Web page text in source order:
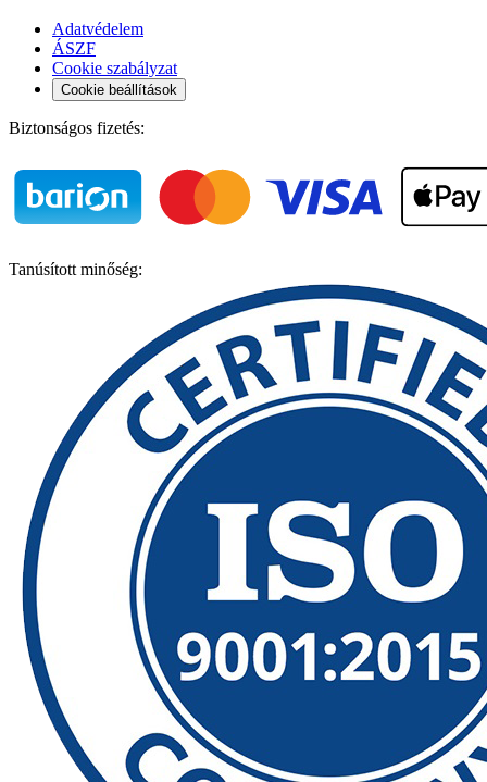
Adatvédelem
ÁSZF
Cookie szabályzat
Cookie beállítások
Biztonságos fizetés:
Tanúsított minőség: